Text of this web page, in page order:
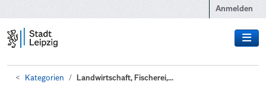
Anmelden
Kategorien Landwirtschaft, Fischerei,...